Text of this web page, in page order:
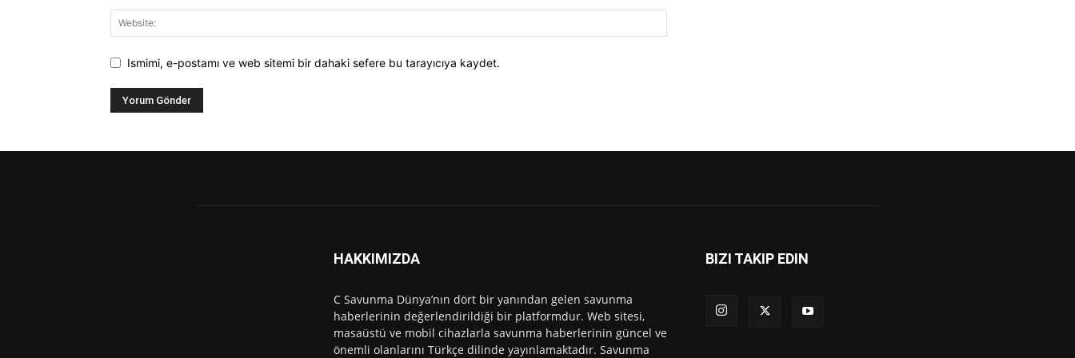
Ismimi, e-postamı ve web sitemi bir dahaki sefere bu tarayıcıya kaydet.
HAKKIMIZDA
C Savunma Dünya’nın dört bir yanından gelen savunma
haberlerinin değerlendirildiği bir platformdur. Web sitesi,
masaüstü ve mobil cihazlarla savunma haberlerinin güncel ve
önemli olanlarını Türkçe dilinde yayınlamaktadır. Savunma
BIZI TAKIP EDIN